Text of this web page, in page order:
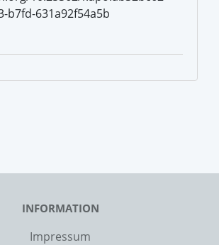
b7fd-631a92f54a5b
INFORMATION
Impressum